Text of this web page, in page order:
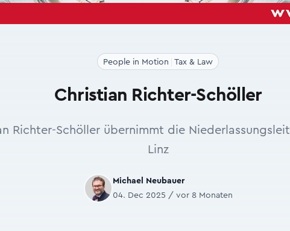
People in Motion Tax & Law
Christian Richter-Schöller
Richter-Schöller übernimmt die
Linz
Michael Neubauer
04. Dec 2025 / vor 8 Monaten